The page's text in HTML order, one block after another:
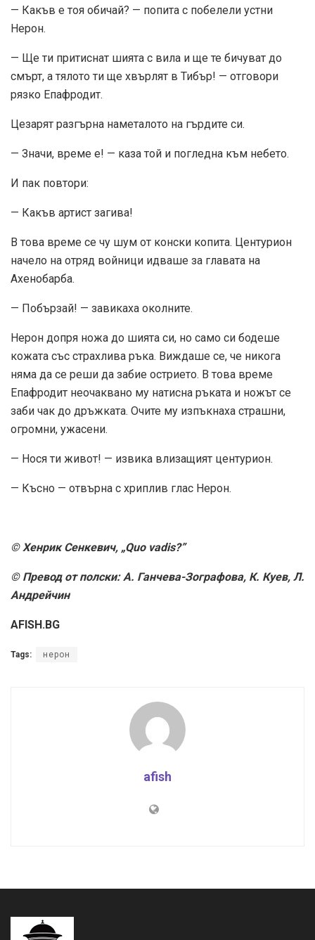
— Какъв е тоя обичай? — попита с побелели устни
Нерон.
— Ще ти притиснат шията с вила и ще те бичуват до
смърт, а тялото ти ще хвърлят в Тибър! — отговори
рязко Епафродит.
Цезарят разгърна наметалото на гърдите си.
— Значи, време е! — каза той и погледна към небето.
И пак повтори:
— Какъв артист загива!
В това време се чу шум от конски копита. Центурион
начело на отряд войници идваше за главата на
Ахенобарба.
— Побързай! — завикаха околните.
Нерон допря ножа до шията си, но само си бодеше
кожата със страхлива ръка. Виждаше се, че никога
няма да се реши да забие острието. В това време
Епафродит неочаквано му натисна ръката и ножът се
заби чак до дръжката. Очите му изпъкнаха страшни,
огромни, ужасени.
— Нося ти живот! — извика влизащият центурион.
— Късно — отвърна с хриплив глас Нерон.
© Хенрик Сенкевич, „Quo vadis?”
© Превод от полски: А. Ганчева-Зографова, К. Куев, Л.
Андрейчин
AFISH.BG
Tags: нерон
afish